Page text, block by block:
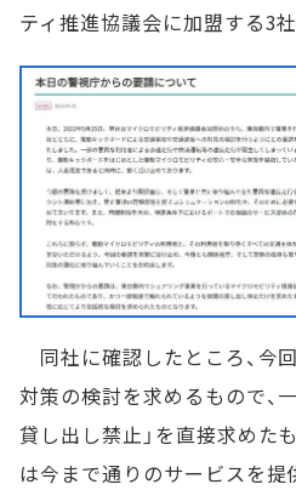
ティ推進協議会に加盟する3社
同社に確認したところ、今
対策の検討を求めるもので、
貸し出し禁止」を直接求めた
は今まで通りのサービスを提